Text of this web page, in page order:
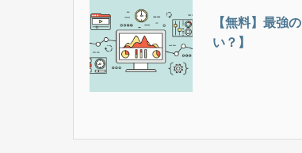
【無料】最強
い？】